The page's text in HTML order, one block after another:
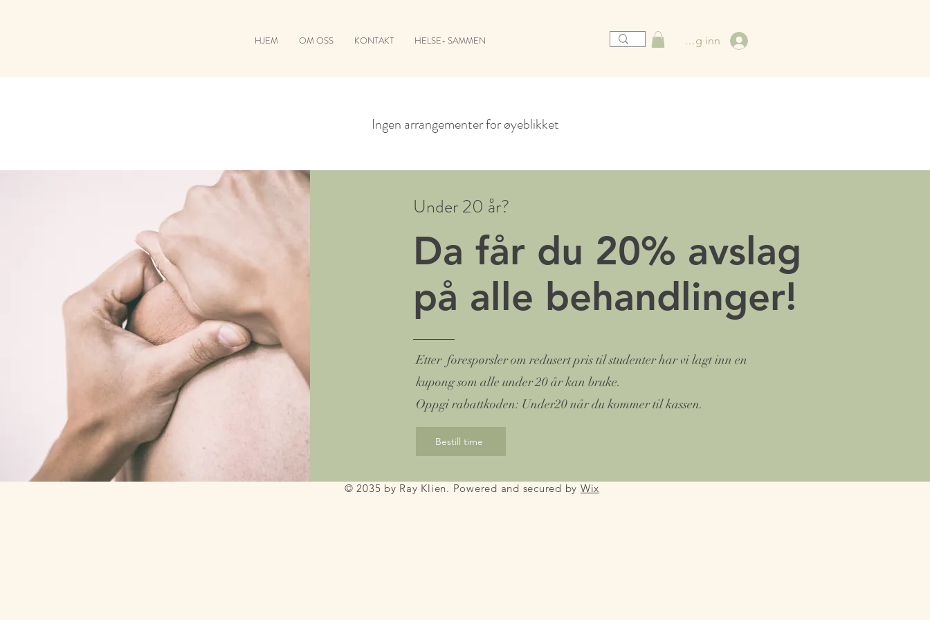
HJEM OM OSS KONTAKT HELSE- SAMMEN Logg inn
Ingen arrangementer for øyeblikket
Under 20 år?
Da får du 20% avslag
på alle behandlinger!
Etter forespørsler om redusert pris til studenter har vi lagt inn en
kupong som alle under 20 år kan bruke.
Oppgi rabattkoden: Under20 når du kommer til kassen.
Bestill time
© 2035 by Ray Klien. Powered and secured by Wix